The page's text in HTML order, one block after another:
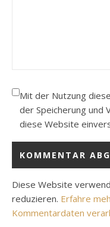
Mit der Nutzung
der Speicherung und
diese Website
Diese Website
reduzieren. Erfahre
Kommentardaten